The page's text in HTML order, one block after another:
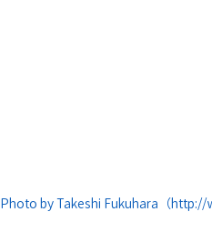
Photo by Takeshi Fukuhara（http://